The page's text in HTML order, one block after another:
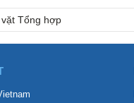
vặt Tổng hợp